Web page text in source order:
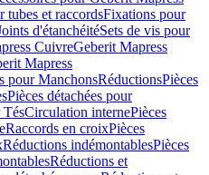
tubes et raccordsFixations pour
d'étanchéitéSets de vis pour
CuivreGeberit Mapress
Mapress
pour ManchonsRéductionsPièces
Pièces détachées pour
TésCirculation internePièces
Raccords en croixPièces
Réductions indémontablesPièces
Réductions et